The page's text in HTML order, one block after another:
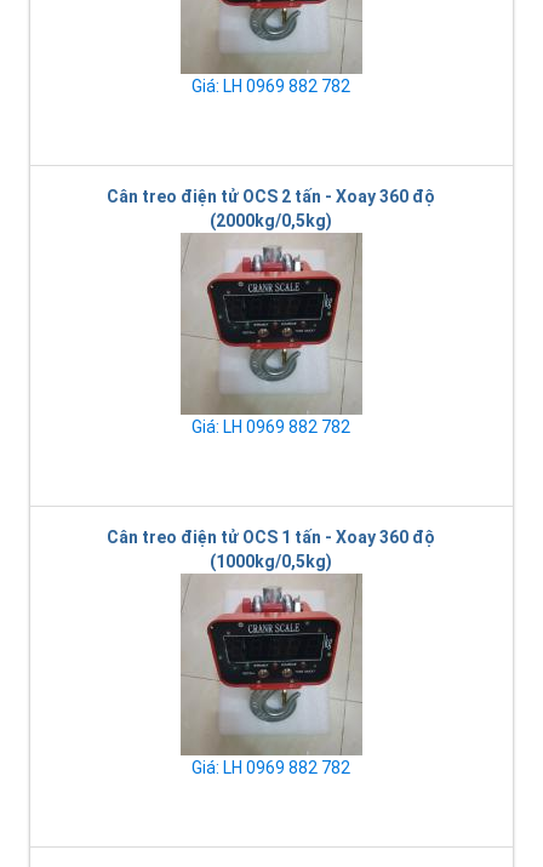
Giá: LH 0969 882 782
Cân treo điện tử OCS 2 tấn - Xoay 360 độ
(2000kg/0,5kg)
Giá: LH 0969 882 782
Cân treo điện tử OCS 1 tấn - Xoay 360 độ
(1000kg/0,5kg)
Giá: LH 0969 882 782